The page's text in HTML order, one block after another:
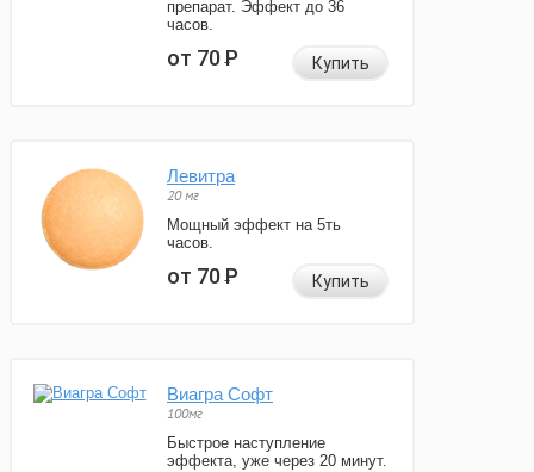
препарат. Эффект до 36
часов.
от 70Р Купить
Левитра
20 мг
Мощный эффект на 5ть
часов.
от 70Р Купить
Виагра Софт
100мг
Быстрое наступление
эффекта, уже через 20 минут.